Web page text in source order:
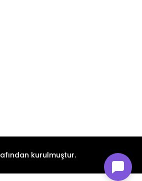
kurulmuştur.